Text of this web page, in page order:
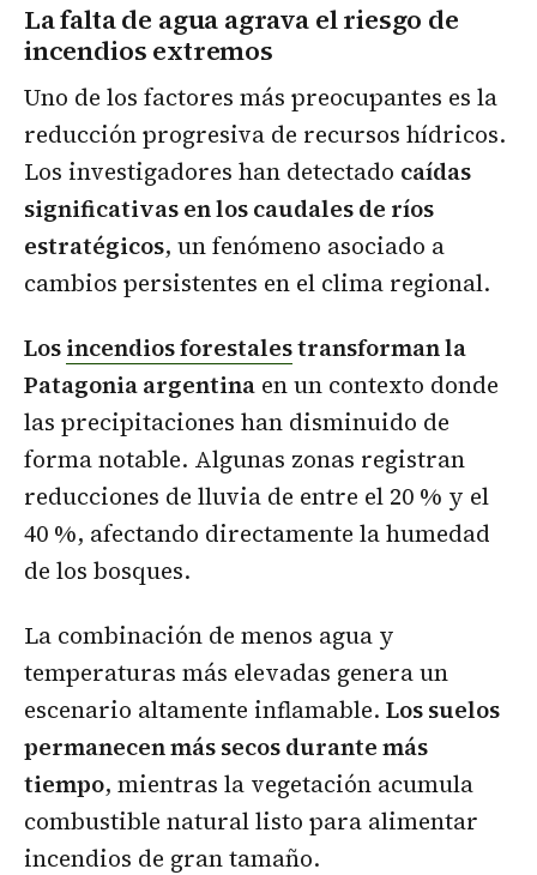
La falta de agua agrava el riesgo de
incendios extremos
Uno de los factores más preocupantes es la
reducción progresiva de recursos hídricos.
Los investigadores han detectado caídas
significativas en los caudales de ríos
estratégicos, un fenómeno asociado a
cambios persistentes en el clima regional.
Losincendios forestalestransforman la
Patagonia argentina en un contexto donde
las precipitaciones han disminuido de
forma notable. Algunas zonas registran
reducciones de lluvia de entre el 20 % y el
40 %, afectando directamente la humedad
de los bosques.
La combinación de menos agua y
temperaturas más elevadas genera un
escenario altamente inflamable. Los suelos
permanecen más secos durante más
tiempo, mientras la vegetación acumula
combustible natural listo para alimentar
incendios de gran tamaño.